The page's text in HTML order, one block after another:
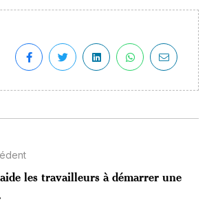
les travailleurs à démarrer une